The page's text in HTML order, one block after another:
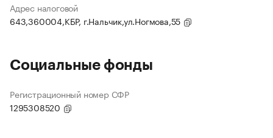
Адрес налоговой
643,360004,КБР, г.Нальчик,ул.Ногмова,55
Социальные фонды
Регистрационный номер СФР
1295308520